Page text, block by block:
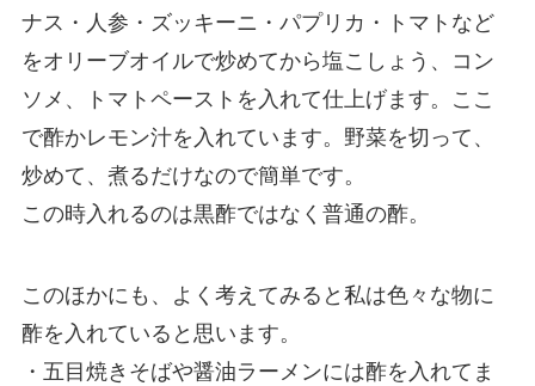
ナス・人参・ズッキーニ・パプリカ・トマトなど
をオリーブオイルで炒めてから塩こしょう、コン
ソメ、トマトペーストを入れて仕上げます。ここ
で酢かレモン汁を入れています。野菜を切って、
炒めて、煮るだけなので簡単です。
この時入れるのは黒酢ではなく普通の酢。
このほかにも、よく考えてみると私は色々な物に
酢を入れていると思います。
・五目焼きそばや醤油ラーメンには酢を入れてま